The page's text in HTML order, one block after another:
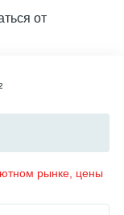
от
рынке, цены